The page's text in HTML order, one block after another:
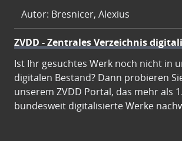
Autor: Bresnicer, Alexius
ZVDD - Zentrales Verzeichnis
Ist Ihr gesuchtes Werk noch nicht in
digitalen Bestand? Dann probieren
unserem ZVDD Portal, das mehr als
bundesweit digitalisierte Werke